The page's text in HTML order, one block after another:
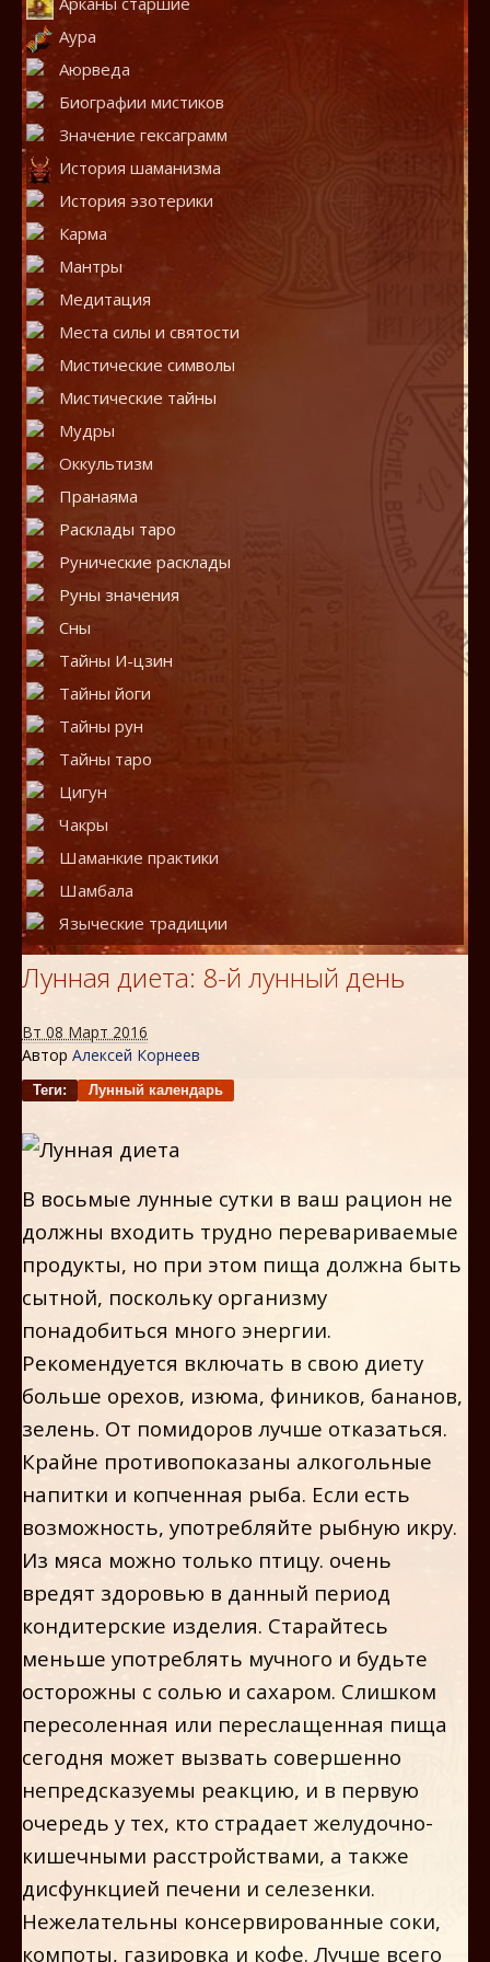
Аура
Аюрведа
Биографии мистиков
Значение гексаграмм
История шаманизма
История эзотерики
Карма
Мантры
Медитация
Места силы и святости
Мистические символы
Мистические тайны
Мудры
Оккультизм
Пранаяма
Расклады таро
Рунические расклады
Руны значения
Сны
Тайны И-цзин
Тайны йоги
Тайны рун
Тайны таро
Цигун
Чакры
Шаманкие практики
Шамбала
Языческие традиции
Лунная диета: 8-й лунный день
Вт 08 Март 2016
Автор Алексей Корнеев
Теги: Лунный календарь
В восьмые лунные сутки в ваш рацион не
должны входить трудно перевариваемые
продукты, но при этом пища должна быть
сытной, поскольку организму
понадобиться много энергии.
Рекомендуется включать в свою диету
больше орехов, изюма, фиников, бананов,
зелень. От помидоров лучше отказаться.
Крайне противопоказаны алкогольные
напитки и копченная рыба. Если есть
возможность, употребляйте рыбную икру.
Из мяса можно только птицу. очень
вредят здоровью в данный период
кондитерские изделия. Старайтесь
меньше употреблять мучного и будьте
осторожны с солью и сахаром. Слишком
пересоленная или переслащенная пища
сегодня может вызвать совершенно
непредсказуемы реакцию, и в первую
очередь у тех, кто страдает желудочно-
кишечными расстройствами, а также
дисфункцией печени и селезенки.
Нежелательны консервированные соки,
компоты, газировка и кофе. Лучше всего